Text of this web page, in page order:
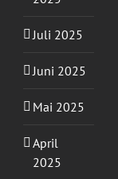
Juli 2025
Juni 2025
Mai 2025
April
2025